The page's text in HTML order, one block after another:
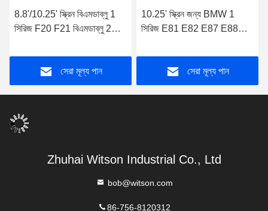
8.8'/10.25' স্ক্রিন বিএমডাব্লু 1
সিরিজ F20 F21 বিএমডাব্লু 2
বাম হাতের ড্রাইভার NBT
অ্যান্ড্রয়েড মাল্টিমিডিয়া প্লেয়ার
সেরা মূল্য পান
10.25' স্ক্রিন জন্য BMW 1
সিরিজ E81 E82 E87 E88
মাল্টিমিডিয়া প্লেয়ার
সেরা মূল্য পান
Zhuhai Witson Industrial Co., Ltd
bob@witson.com
86-756-8120312